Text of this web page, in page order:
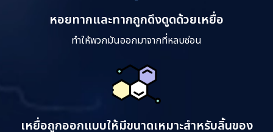
หอยทากและทากถูกดึงดูดด้วยเหยื่อ
ทำให้พวกมันออกมาจากที่หลบซ่อน
เหยื่อถูกออกแบบให้มีขนาดเหมาะสำหรับลิ้นของ